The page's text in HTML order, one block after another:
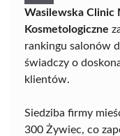
Wasilewska Clinic
Kosmetologiczne
rankingu salonów
świadczy o
klientów.
Siedziba firmy
300 Żywiec, co